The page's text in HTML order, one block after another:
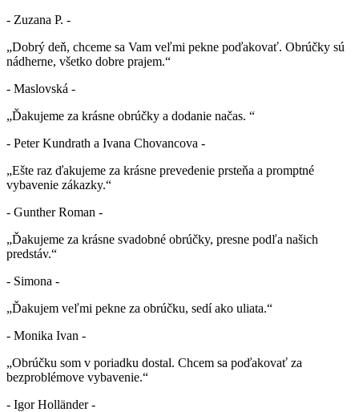
- Zuzana P. -
„Dobrý deň, chceme sa Vam veľmi pekne poďakovať. Obrúčky sú
nádherne, všetko dobre prajem.“
- Maslovská -
„Ďakujeme za krásne obrúčky a dodanie načas. “
- Peter Kundrath a Ivana Chovancova -
„Ešte raz ďakujeme za krásne prevedenie prsteňa a promptné
vybavenie zákazky.“
- Gunther Roman -
„Ďakujeme za krásne svadobné obrúčky, presne podľa našich
predstáv.“
- Simona -
„Ďakujem veľmi pekne za obrúčku, sedí ako uliata.“
- Monika Ivan -
„Obrúčku som v poriadku dostal. Chcem sa poďakovať za
bezproblémove vybavenie.“
- Igor Holländer -